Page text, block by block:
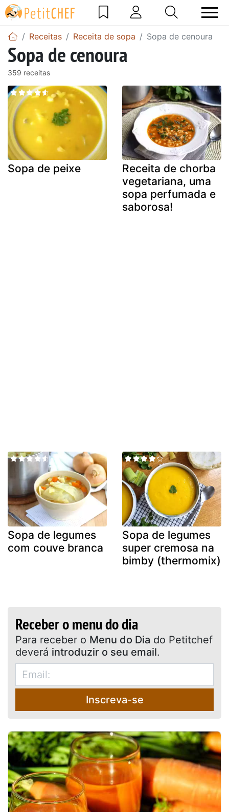
Receitas Receita de sopa Sopa de cenoura
Sopa de cenoura
359 receitas
Sopa de peixe
Receita de chorba
vegetariana, uma
sopa perfumada e
saborosa!
Sopa de legumes
com couve branca
Sopa de legumes
super cremosa na
bimby (thermomix)
Receber o menu do dia
Para receber o Menu do Dia do Petitchef
deverá introduzir o seu email.
Inscreva-se